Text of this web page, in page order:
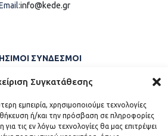
Συγκατάθεσης
εμπειρία, χρησιμοποιούμε τεχνολογίες
ή/και την πρόσβαση σε πληροφορίες
τις εν λόγω τεχνολογίες θα μας επιτρέψει
info@kede.gr
ΣΥΝΔΕΣΜΟΙ
Η ΚΕΔΕ
Sitemap
Προσβασιμότητα
Όροι χρήσης